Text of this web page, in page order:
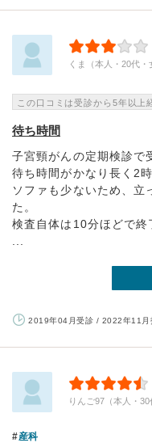
くま（本人・20代・
この口コミは受診から5年以上
待ち時間
子宮頸がんの定期検診で
待ち時間がかなり長く2
ソファも少ないため、立
た。
検査自体は10分ほどで終
2019年04月受診 / 2022年11月
りんご97（本人・30
産科